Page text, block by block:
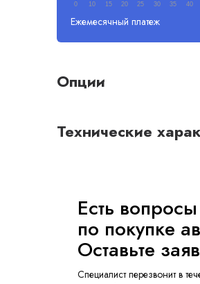
0 10 15 20 25 30 35 40
Ежемесячный платеж
Опции
Технические
Есть вопросы
по покупке
Оставьте
Специалист перезвонит в